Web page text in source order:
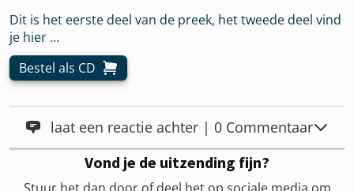
Dit is het eerste deel van de preek, het tweede deel vind
je hier …
Bestel als CD
laat een reactie achter | 0 Commentaar
Vond je de uitzending fijn?